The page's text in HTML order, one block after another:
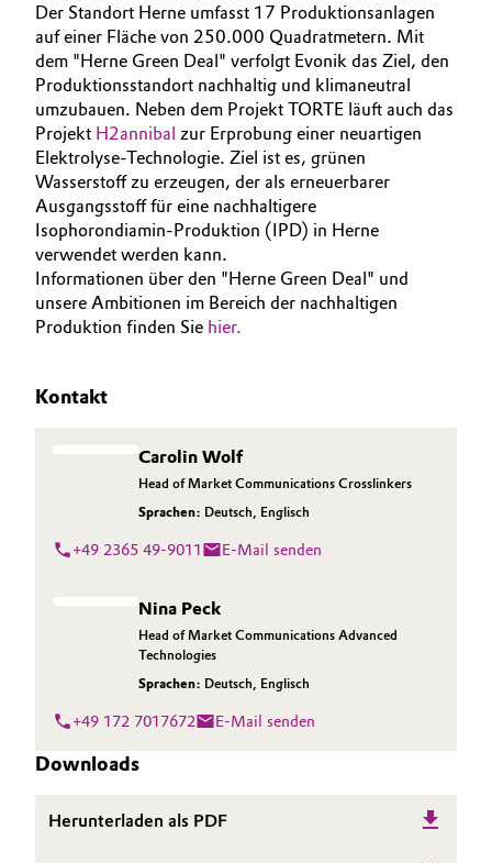
Der Standort Herne umfasst 17 Produktionsanlagen
auf einer Fläche von 250.000 Quadratmetern. Mit
dem "Herne Green Deal" verfolgt Evonik das Ziel, den
Produktionsstandort nachhaltig und klimaneutral
umzubauen. Neben dem Projekt TORTE läuft auch das
Projekt H2annibal zur Erprobung einer neuartigen
Elektrolyse-Technologie. Ziel ist es, grünen
Wasserstoff zu erzeugen, der als erneuerbarer
Ausgangsstoff für eine nachhaltigere
Isophorondiamin-Produktion (IPD) in Herne
verwendet werden kann.
Informationen über den "Herne Green Deal" und
unsere Ambitionen im Bereich der nachhaltigen
Produktion finden Sie hier.
Kontakt
Carolin Wolf
Head of Market Communications Crosslinkers
Sprachen: Deutsch, Englisch
+49 2365 49-9011 E-Mail senden
Nina Peck
Head of Market Communications Advanced
Technologies
Sprachen: Deutsch, Englisch
+49 172 7017672 E-Mail senden
Downloads
Herunterladen als PDF